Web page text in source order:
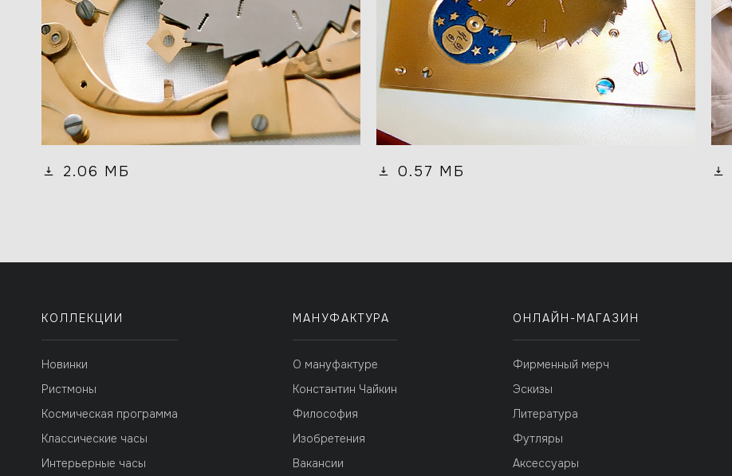
2.06 МБ 0.57 МБ
КОЛЛЕКЦИИ
Новинки
Ристмоны
Космическая программа
Классические часы
Интерьерные часы
МАНУФАКТУРА
О мануфактуре
Константин Чайкин
Философия
Изобретения
Вакансии
ОНЛАЙН-МАГАЗИН
Фирменный мерч
Эскизы
Литература
Футляры
Аксессуары